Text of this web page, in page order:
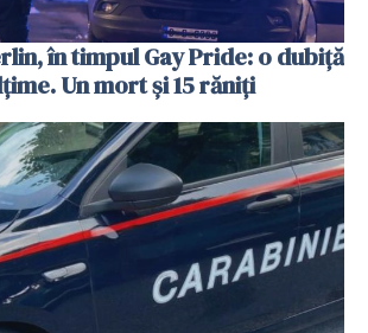
în timpul Gay Pride: o dubiță
Un mort și 15 răniți